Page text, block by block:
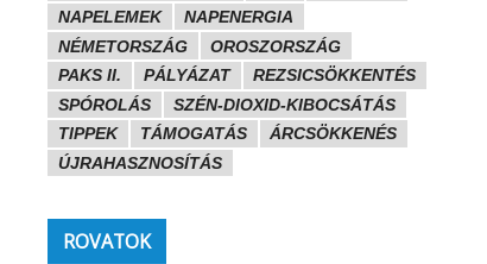
NAPELEMEK
NAPENERGIA
NÉMETORSZÁG
OROSZORSZÁG
PAKS II.
PÁLYÁZAT
REZSICSÖKKENTÉS
SPÓROLÁS
SZÉN-DIOXID-KIBOCSÁTÁS
TIPPEK
TÁMOGATÁS
ÁRCSÖKKENÉS
ÚJRAHASZNOSÍTÁS
ROVATOK